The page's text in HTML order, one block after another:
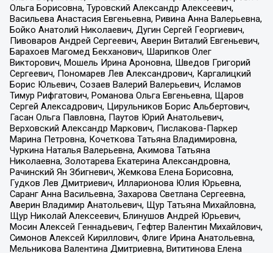
Ольга Борисовна, Туровский Александр Алексеевич,
Васильева Анастасия Евгеньевна, Ривина Анна Валерьевна,
Бойко Анатолий Николаевич, Дугин Сергей Георгиевич,
Пивоваров Андрей Сергеевич, Аверин Виталий Евгеньевич,
Барахоев Магомед Бекханович, Шарипков Олег
Викторович, Мошель Ирина Ароновна, Шведов Григорий
Сергеевич, Пономарев Лев Александрович, Каргалицкий
Борис Юльевич, Созаев Валерий Валерьевич, Исламов
Тимур Рифгатович, Романова Ольга Евгеньевна, Щаров
Сергей Алексадрович, Цирульников Борис Альбертович,
Гасан Ольга Павловна, Паутов Юрий Анатольевич,
Верховский Александр Маркович, Пислакова-Паркер
Марина Петровна, Кочеткова Татьяна Владимировна,
Чуркина Наталья Валерьевна, Акимова Татьяна
Николаевна, Золотарева Екатерина Александровна,
Рачинский Ян Збигневич, Жемкова Елена Борисовна,
Гудков Лев Дмитриевич, Илларионова Юлия Юрьевна,
Саранг Анна Васильевна, Захарова Светлана Сергеевна,
Аверин Владимир Анатольевич, Щур Татьяна Михайловна,
Щур Николай Алексеевич, Блинушов Андрей Юрьевич,
Мосин Алексей Геннадьевич, Гефтер Валентин Михайлович,
Симонов Алексей Кириллович, Флиге Ирина Анатольевна,
Мельникова Валентина Дмитриевна, Вититинова Елена